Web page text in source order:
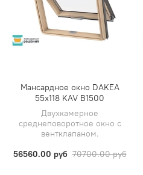
Мансардное окно DAKEA
55х118 KAV B1500
Двухкамерное
среднеповоротное окно с
вентклапаном.
56560.00 руб 70700.00 руб